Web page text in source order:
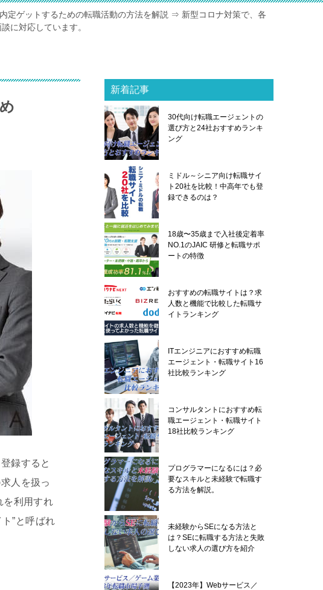
定ゲットするための転職活動の方法を解説 ⇒ 新型コロナ対策で、各
に対応しています。
録すると
人を扱っ
を利用すれ
”と呼ばれ
新着記事
30代向け転職エージェントの
選び方と24社おすすめランキ
ング
ミドル～シニア向け転職サイ
ト20社を比較！中高年でも登
録できるのは？
18歳〜35歳まで入社後定着率
NO.1のJAIC 研修と転職サポ
ートの特徴
おすすめの転職サイトは？求
人数と機能で比較した転職サ
イトランキング
ITエンジニアにおすすめ転職
エージェント・転職サイト16
社比較ランキング
コンサルタントにおすすめ転
職エージェント・転職サイト
18社比較ランキング
プログラマーになるには？必
要なスキルと未経験で転職す
る方法を解説。
未経験からSEになる方法と
は？SEに転職する方法と失敗
しない求人の選び方を紹介
【2023年】Webサービス／